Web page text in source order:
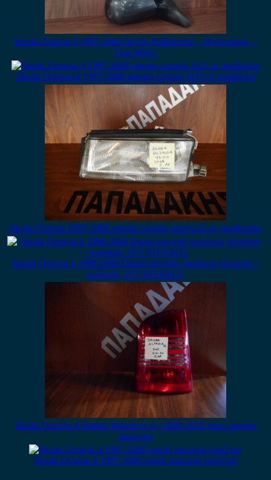
Skoda Octavia 4 1997-2004 Δεξιός Καθρέπτης – Ηλεκτρικός –
Γκρι Μπλε
Skoda Octavia-4 1997-2000 φανάρι εμπρός δεξί με προβολέα
Skoda Octavia 1997-2000 φανάρι εμπρός αριστερό με προβολάκι
Skoda Octavia 4 1998-2004 Diesel καντράν οργάνων (όργανα) –
κωδικός: 1U1 919 034 G
Skoda Octavia 4 Station Wagon (s.w.) 2000-2010 πίσω φανάρι
αριστερό
Skoda Octavia 4 1997-2000 ταινία τιμονιού (ροζέτα)